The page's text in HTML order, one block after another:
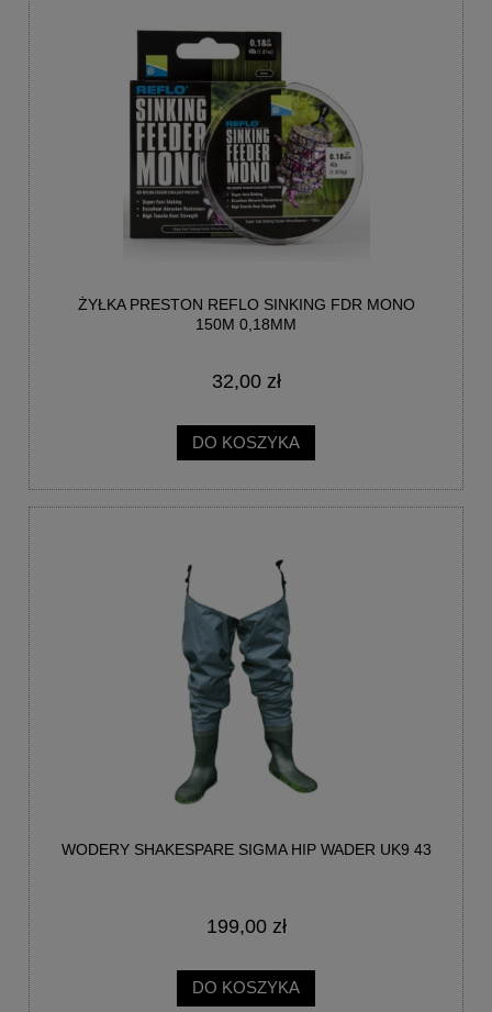
ŻYŁKA PRESTON REFLO SINKING FDR MONO
150M 0,18MM
32,00 zł
DO KOSZYKA
WODERY SHAKESPARE SIGMA HIP WADER UK9 43
199,00 zł
DO KOSZYKA